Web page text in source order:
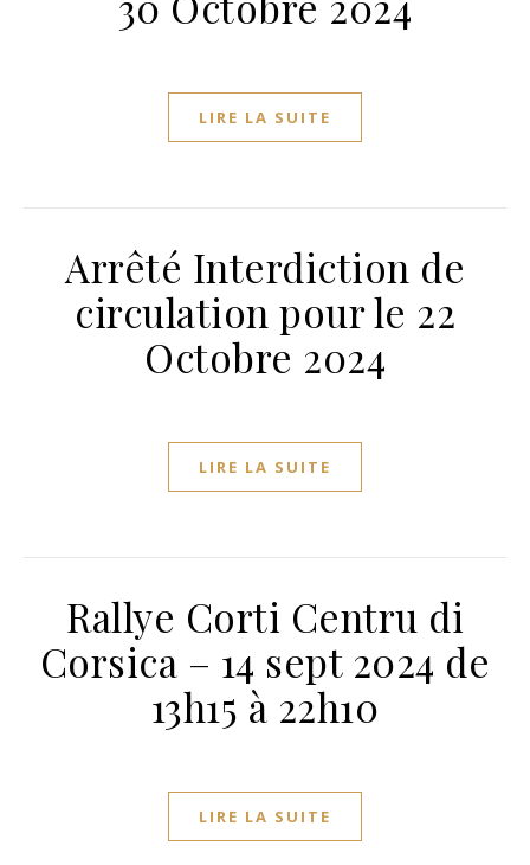
LIRE LA SUITE
Arrêté Interdiction de
circulation pour le 22
Octobre 2024
LIRE LA SUITE
Rallye Corti Centru di
Corsica – 14 sept 2024 de
13h15 à 22h10
LIRE LA SUITE